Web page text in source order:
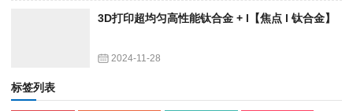
3D打印超均匀高性能钛合金 + l【焦点 l 钛合金】
2024-11-28
标签列表